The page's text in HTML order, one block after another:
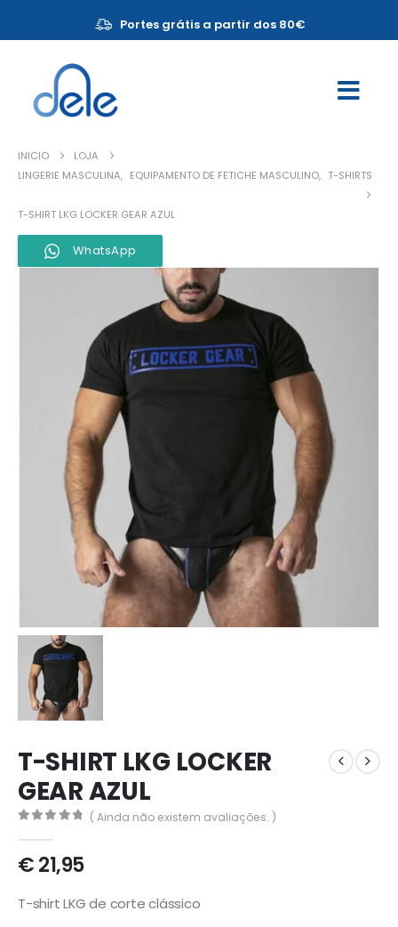
Portes grátis a partir dos 80€
INICIO
LOJA
LINGERIE MASCULINA, EQUIPAMENTO DE FETICHE MASCULINO, T-SHIRTS
T-SHIRT LKG LOCKER GEAR AZUL
WhatsApp
T-SHIRT LKG LOCKER
GEAR AZUL
( Ainda não existem avaliações. )
€21,95
T-shirt LKG de corte clássico